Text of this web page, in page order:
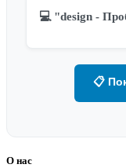
💻 "design -
📋
О нас